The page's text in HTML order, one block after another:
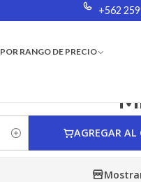
RANGO DE PRECIO
COMPRA
+562
AGREGAR AL